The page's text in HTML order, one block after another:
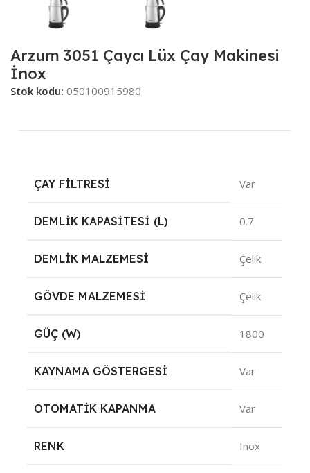
Arzum 3051 Çaycı Lüx Çay Makinesi
İnox
Stok kodu: 050100915980
ÇAY FILTRESI Var
DEMLIK KAPASITESI (L) 0.7
DEMLIK MALZEMESI Çelik
GÖVDE MALZEMESI Çelik
GÜÇ (W) 1800
KAYNAMA GÖSTERGESI Var
OTOMATIK KAPANMA Var
RENK Inox